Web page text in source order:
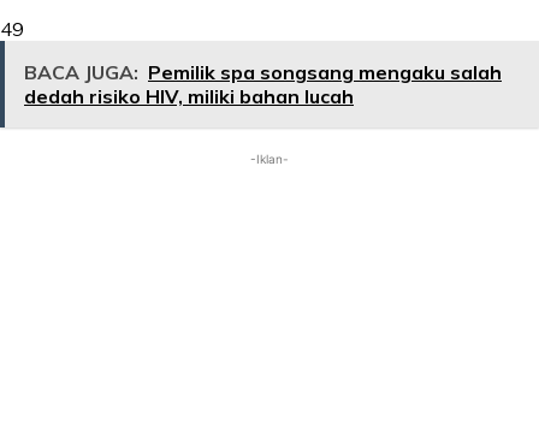
49
BACA JUGA: Pemilik spa songsang mengaku salah
dedah risiko HIV, miliki bahan lucah
-Iklan-